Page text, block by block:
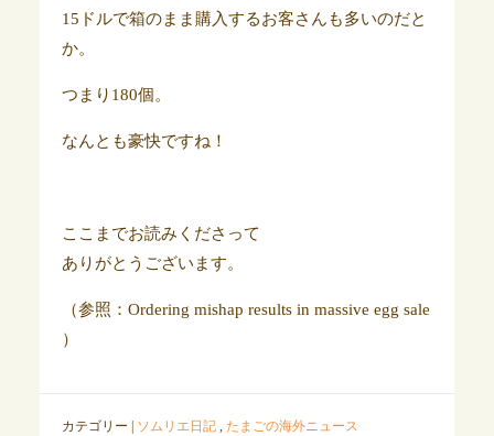
15ドルで箱のまま購入するお客さんも多いのだと
か。
つまり180個。
なんとも豪快ですね！
ここまでお読みくださって
ありがとうございます。
（参照：Ordering mishap results in massive egg sale
）
カテゴリー | ソムリエ日記, たまごの海外ニュース